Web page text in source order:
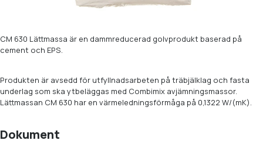
CM 630 Lättmassa är en dammreducerad golvprodukt baserad på
cement och EPS.
Produkten är avsedd för utfyllnadsarbeten på träbjälklag och fasta
underlag som ska ytbeläggas med Combimix avjämningsmassor.
Lättmassan CM 630 har en värmeledningsförmåga på 0,1322 W/(mK).
Dokument